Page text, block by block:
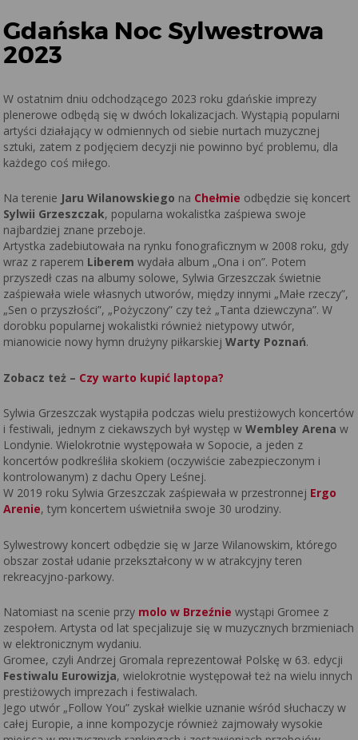
Gdańska Noc Sylwestrowa
2023
W ostatnim dniu odchodzącego 2023 roku gdańskie imprezy
plenerowe odbędą się w dwóch lokalizacjach. Wystąpią popularni
artyści działający w odmiennych od siebie nurtach muzycznej
sztuki, zatem z podjęciem decyzji nie powinno być problemu, dla
każdego coś miłego.
Na terenie Jaru Wilanowskiego na Chełmie odbędzie się koncert
Sylwii Grzeszczak, popularna wokalistka zaśpiewa swoje
najbardziej znane przeboje.
Artystka zadebiutowała na rynku fonograficznym w 2008 roku, gdy
wraz z raperem Liberem wydała album „Ona i on”. Potem
przyszedł czas na albumy solowe, Sylwia Grzeszczak świetnie
zaśpiewała wiele własnych utworów, między innymi „Małe rzeczy”,
„Sen o przyszłości”, „Pożyczony” czy też „Tanta dziewczyna”. W
dorobku popularnej wokalistki również nietypowy utwór,
mianowicie nowy hymn drużyny piłkarskiejWarty Poznań.
Zobacz też – Czy warto kupić laptopa?
Sylwia Grzeszczak wystąpiła podczas wielu prestiżowych koncertów
i festiwali, jednym z ciekawszych był występ wWembley Arena w
Londynie. Wielokrotnie występowała w Sopocie, a jeden z
koncertów podkreśliła skokiem (oczywiście zabezpieczonym i
kontrolowanym) z dachu Opery Leśnej.
W 2019 roku Sylwia Grzeszczak zaśpiewała w przestronnej Ergo
Arenie, tym koncertem uświetniła swoje 30 urodziny.
Sylwestrowy koncert odbędzie się w Jarze Wilanowskim, którego
obszar został udanie przekształcony w w atrakcyjny teren
rekreacyjno-parkowy.
Natomiast na scenie przy molo w Brzeźnie wystąpi Gromee z
zespołem. Artysta od lat specjalizuje się w muzycznych brzmieniach
w elektronicznym wydaniu.
Gromee, czyli Andrzej Gromala reprezentował Polskę w 63. edycji
Festiwalu Eurowizja, wielokrotnie występował też na wielu innych
prestiżowych imprezach i festiwalach.
Jego utwór „Follow You” zyskał wielkie uznanie wśród słuchaczy w
całej Europie, a inne kompozycje również zajmowały wysokie